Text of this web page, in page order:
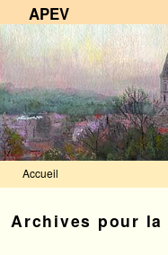
APEV
Accueil
Archives pour la